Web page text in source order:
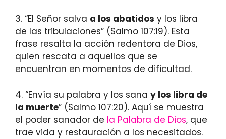
3. “El Señor salva a los abatidos y los libra
de las tribulaciones” (Salmo 107:19). Esta
frase resalta la acción redentora de Dios,
quien rescata a aquellos que se
encuentran en momentos de dificultad.
4. “Envía su palabra y los sana y los libra de
la muerte” (Salmo 107:20). Aquí se muestra
el poder sanador de la Palabra de Dios, que
trae vida y restauración a los necesitados.